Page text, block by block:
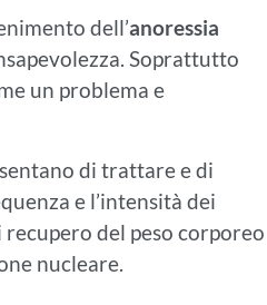
dell’anoressia
Soprattutto
un problema e
di trattare e di
e l’intensità dei
del peso corporeo
nucleare.